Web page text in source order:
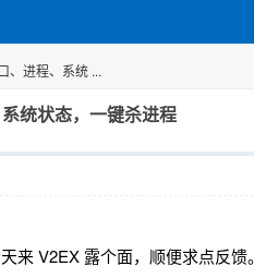
、进程、系统 ...
统状态，一键杀进程
来 V2EX 露个面，顺便求点反馈。